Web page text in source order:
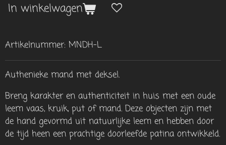
In winkelwagen
Artikelnummer: MNDH-L
Authenieke mand met deksel.
Breng karakter en authenticiteit in huis met een oude
leem vaas, kruik, put of mand. Deze objecten zijn met
de hand gevormd uit natuurlijke leem en hebben door
de tijd heen een prachtige doorleefde patina ontwikkeld.